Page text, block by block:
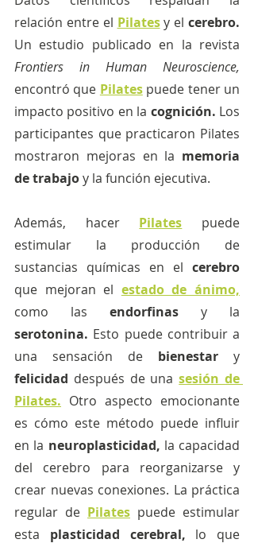
relación entre el Pilates y el cerebro.
Frontiers in Human Neuroscience,
encontró que Pilates puede tener un
impacto positivo en la cognición. Los
participantes que practicaron Pilates
mostraron mejoras en la memoria
de trabajo y la función ejecutiva.
Además, hacer Pilates puede
estimular la producción de
sustancias químicas en el cerebro
que mejoran el estado de ánimo,
como las endorfinas y la
serotonina. Esto puede contribuir a
una sensación de bienestar
felicidad después de una sesión de
Pilates. Otro aspecto emocionante
es cómo este método puede influir
en la neuroplasticidad, la capacidad
del cerebro para reorganizarse y
crear nuevas conexiones. La práctica
regular de Pilates puede estimular
esta plasticidad cerebral, lo que